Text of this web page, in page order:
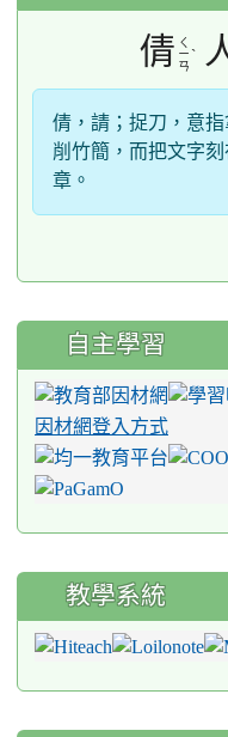
倩 ㄑ
ㄧ
ㄢ
ˋ
倩，請；捉刀，意
削竹簡，而把文字
章。
自主學習
因材網登入方式
教學系統